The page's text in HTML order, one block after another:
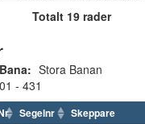
Totalt 19 rader
Bana: Stora Banan
- 431
Segelnr Skeppare